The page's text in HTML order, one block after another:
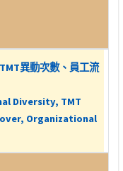
異動次數、員工流
Diversity, TMT
Organizational